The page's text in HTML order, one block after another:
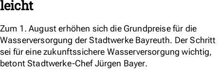
leicht
Zum 1. August erhöhen sich die Grundpreise für die
Wasserversorgung der Stadtwerke Bayreuth. Der Schritt
sei für eine zukunftssichere Wasserversorgung wichtig,
betont Stadtwerke-Chef Jürgen Bayer.